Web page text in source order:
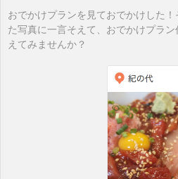
おでかけプランを見ておでかけした
た写真に一言そえて、おでかけプラ
えてみませんか？